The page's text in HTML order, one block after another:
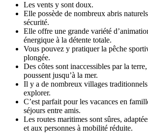
Les vents y sont doux.
Elle possède de nombreux abris
sécurité.
Elle offre une grande variété
énergique à la détente totale.
Vous pouvez y pratiquer la pêche
plongée.
Des côtes sont inaccessibles par la
poussent jusqu’à la mer.
Il y a de nombreux villages
explorer.
C’est parfait pour les vacances en
séjours entre amis.
Les routes maritimes sont sûres,
et aux personnes à mobilité réduite.